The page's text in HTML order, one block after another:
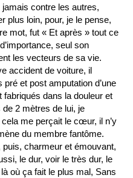
contre les autres,
plus loin, pour, je le pense,
mot, fut « Et après » tout ce
seul son
les vecteurs de sa vie.
accident de voiture, il
et post amputation d’une
fabriqués dans la douleur et
de 2 mètres de lui, je
me perçait le cœur, il n’y
du membre fantôme.
charmeur et émouvant,
le dur, voir le très dur, le
où ça fait le plus mal, Sans